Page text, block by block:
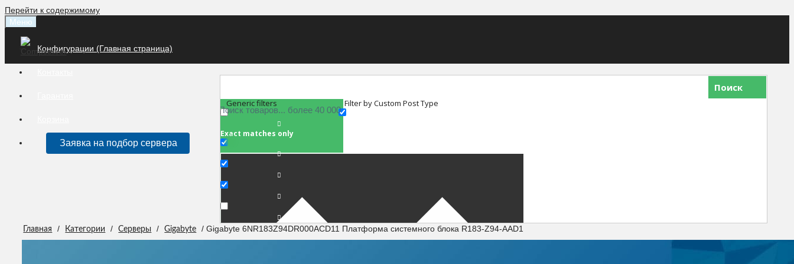
Перейти к содержимому
Меню
Конфигурации (Главная страница)
Заявка на подбор сервера
Поиск
Generic filters
Exact matches only
Filter by Custom Post Type
Главная / Категории / Серверы / Gigabyte / Gigabyte 6NR183Z94DR000ACD11 Платформа системного блока R183-Z94-AAD1